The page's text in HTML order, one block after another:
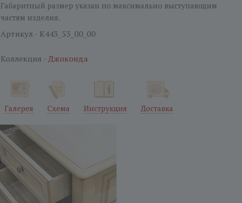
Габаритный размер указан по максимально выступающим
частям изделия.
Артикул - K443_53_00_00
Коллекция -Джоконда
Галерея Схема Инструкция Доставка